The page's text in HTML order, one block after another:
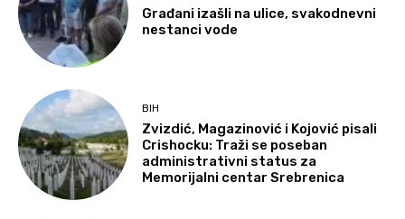
Građani izašli na ulice, svakodnevni
nestanci vode
BIH
Zvizdić, Magazinović i Kojović pisali
Crishocku: Traži se poseban
administrativni status za
Memorijalni centar Srebrenica